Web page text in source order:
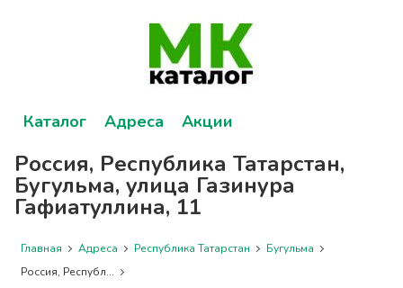
Каталог Адреса Акции
Россия, Республика Татарстан,
Бугульма, улица Газинура
Гафиатуллина, 11
Главная Адреса Республика Татарстан
Бугульма
Россия, Республ...